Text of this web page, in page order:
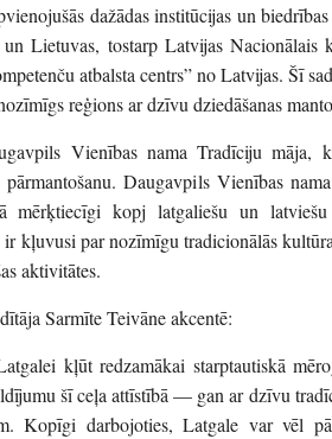
dažādas institūcijas un
Lietuvas, tostarp Latvijas Nacionālais
atbalsta centrs” no Latvijas. Šī
reģions ar dzīvu dziedāšanas
Vienības nama Tradīciju māja,
Daugavpils Vienības
kopj latgaliešu un latviešu
kļuvusi par nozīmīgu tradicionālās
aktivitātes.
Sarmīte Teivāne akcentē:
kļūt redzamākai starptautiskā
šī ceļa attīstībā — gan ar dzīvu
Kopīgi darbojoties, Latgale var vēl